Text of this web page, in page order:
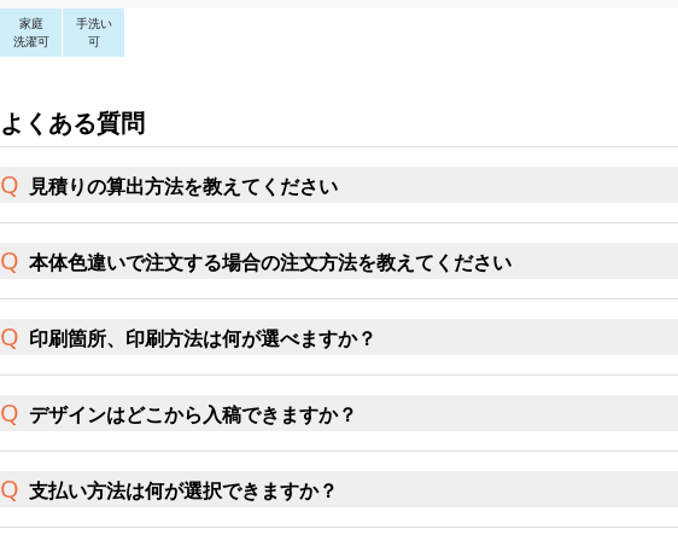
家庭
洗濯可
手洗い
可
よくある質問
見積りの算出方法を教えてください
本体色違いで注文する場合の注文方法を教えてください
印刷箇所、印刷方法は何が選べますか？
デザインはどこから入稿できますか？
支払い方法は何が選択できますか？